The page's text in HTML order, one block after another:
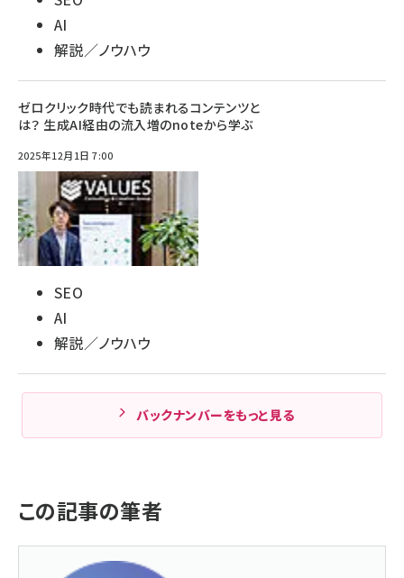
AI
解説／ノウハウ
ゼロクリック時代でも読まれるコンテンツと
は？ 生成AI経由の流入増のnoteから学ぶ
2025年12月1日 7:00
SEO
AI
解説／ノウハウ
バックナンバーをもっと見る
この記事の筆者